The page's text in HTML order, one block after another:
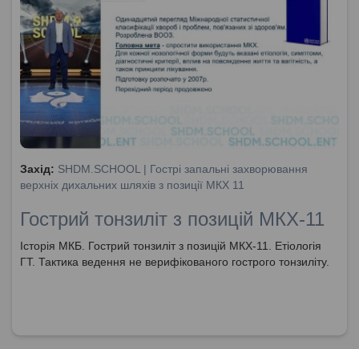
Захід: SHDM.SCHOOL | Гострі запальні захворювання
верхніх дихальних шляхів з позиції МКХ 11
Гострий тонзиліт з позицій МКХ-11
Історія МКБ. Гострий тонзиліт з позицій МКХ-11. Етіологія
ГТ. Тактика ведення не верифікованого гострого тонзиліту.